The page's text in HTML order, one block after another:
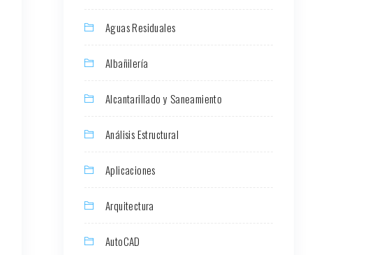
Aguas Residuales
Albañilería
Alcantarillado y Saneamiento
Análisis Estructural
Aplicaciones
Arquitectura
AutoCAD